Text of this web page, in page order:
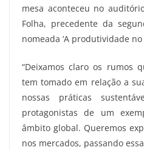
mesa aconteceu no
Folha, precedente da
nomeada ‘A produtividade no
“Deixamos claro os rumos
tem tomado em relação a
nossas práticas
protagonistas de um
âmbito global. Queremos
nos mercados, passando